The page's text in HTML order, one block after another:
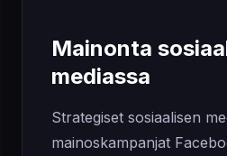
Mainonta
mediassa
Strategiset sosiaalisen
mainoskampanjat